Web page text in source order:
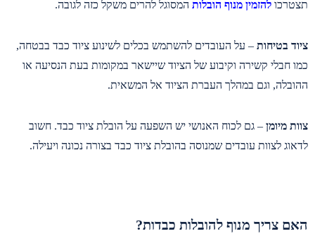
תצטרכו להזמין מנוף הובלות המסוגל להרים משקל כזה לגובה.
ציוד בטיחות – על העובדים להשתמש בכלים לשינוע ציוד כבד בבטחה,
כמו חבלי קשירה וקיבוע של הציוד שיישאר במקומות בעת הנסיעה או
ההובלה, וגם במהלך העברת הציוד אל המשאית.
צוות מיומן – גם לכוח האנושי יש השפעה על הובלת ציוד כבד. חשוב
לדאוג לצוות עובדים שמנוסה בהובלת ציוד כבד בצורה נכונה ויעילה.
האם צריך מנוף להובלות כבדות?